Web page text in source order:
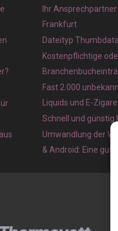
Ihr
Frankfurt
Dateityp
Kostenpflichtige
Fast 2.000
Liquids und E-
Schnell und günstig
Umwandlung der
& Android: Eine gute